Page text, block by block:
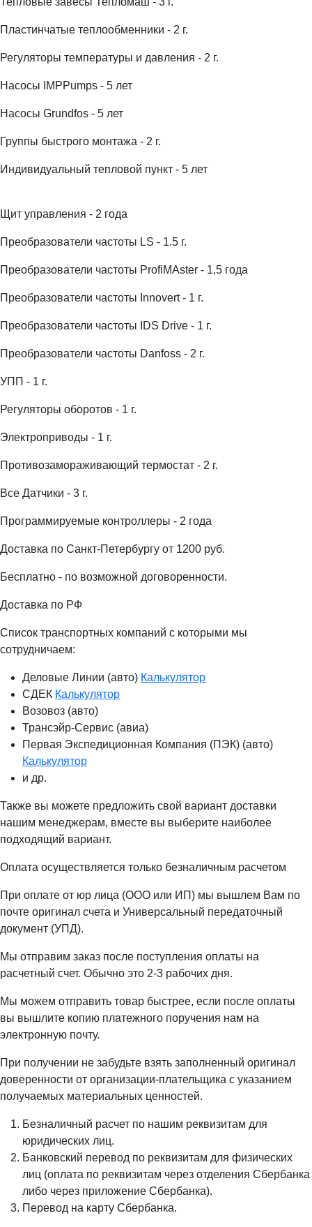
Пластинчатые теплообменники - 2 г.
Регуляторы температуры и давления - 2 г.
Насосы IMPPumps - 5 лет
Насосы Grundfos - 5 лет
Группы быстрого монтажа - 2 г.
Индивидуальный тепловой пункт - 5 лет
Щит управления - 2 года
Преобразователи частоты LS - 1.5 г.
Преобразователи частоты ProfiMAster - 1,5 года
Преобразователи частоты Innovert - 1 г.
Преобразователи частоты IDS Drive - 1 г.
Преобразователи частоты Danfoss - 2 г.
УПП - 1 г.
Регуляторы оборотов - 1 г.
Электроприводы - 1 г.
Противозамораживающий термостат - 2 г.
Все Датчики - 3 г.
Программируемые контроллеры - 2 года
Доставка по Санкт-Петербургу от 1200 руб.
Бесплатно - по возможной договоренности.
Доставка по РФ
Список транспортных компаний с которыми мы
сотрудничаем:
Деловые Линии (авто) Калькулятор
СДЕК Калькулятор
Возовоз (авто)
Трансэйр-Сервис (авиа)
Первая Экспедиционная Компания (ПЭК) (авто)
Калькулятор
и др.
Также вы можете предложить свой вариант доставки
нашим менеджерам, вместе вы выберите наиболее
подходящий вариант.
Оплата осуществляется только безналичным расчетом
При оплате от юр лица (ООО или ИП) мы вышлем Вам по
почте оригинал счета и Универсальный передаточный
документ (УПД).
Мы отправим заказ после поступления оплаты на
расчетный счет. Обычно это 2-3 рабочих дня.
Мы можем отправить товар быстрее, если после оплаты
вы вышлите копию платежного поручения нам на
электронную почту.
При получении не забудьте взять заполненный оригинал
доверенности от организации-плательщика с указанием
получаемых материальных ценностей.
Безналичный расчет по нашим реквизитам для
юридических лиц.
Банковский перевод по реквизитам для физических
лиц (оплата по реквизитам через отделения Сбербанка
либо через приложение Сбербанка).
Перевод на карту Сбербанка.